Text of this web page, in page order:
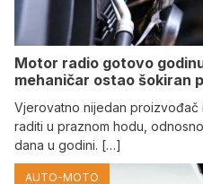
Motor radio gotovo
mehaničar ostao šokiran
Vjerovatno nijedan
raditi u praznom hodu,
dana u godini. […]
AUTO-MOTO